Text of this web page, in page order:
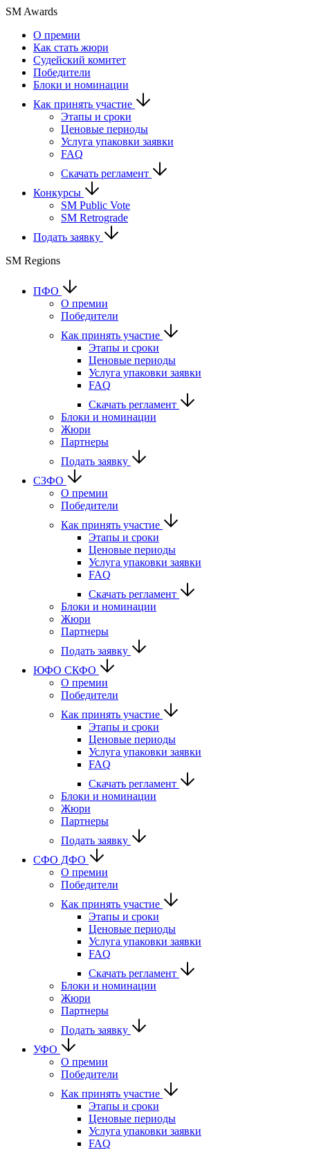
SM Awards
О премии
Как стать жюри
Судейский комитет
Победители
Блоки и номинации
Как принять участие
Этапы и сроки
Ценовые периоды
Услуга упаковки заявки
FAQ
Скачать регламент
Конкурсы
SM Public Vote
SM Retrograde
Подать заявку
SM Regions
ПФО
О премии
Победители
Как принять участие
Этапы и сроки
Ценовые периоды
Услуга упаковки заявки
FAQ
Скачать регламент
Блоки и номинации
Жюри
Партнеры
Подать заявку
СЗФО
О премии
Победители
Как принять участие
Этапы и сроки
Ценовые периоды
Услуга упаковки заявки
FAQ
Скачать регламент
Блоки и номинации
Жюри
Партнеры
Подать заявку
ЮФО СКФО
О премии
Победители
Как принять участие
Этапы и сроки
Ценовые периоды
Услуга упаковки заявки
FAQ
Скачать регламент
Блоки и номинации
Жюри
Партнеры
Подать заявку
CФО ДФО
О премии
Победители
Как принять участие
Этапы и сроки
Ценовые периоды
Услуга упаковки заявки
FAQ
Скачать регламент
Блоки и номинации
Жюри
Партнеры
Подать заявку
УФО
О премии
Победители
Как принять участие
Этапы и сроки
Ценовые периоды
Услуга упаковки заявки
FAQ